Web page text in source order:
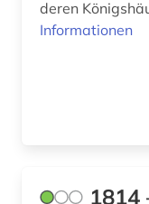
aurelius (1)
deren
Informationen
1814